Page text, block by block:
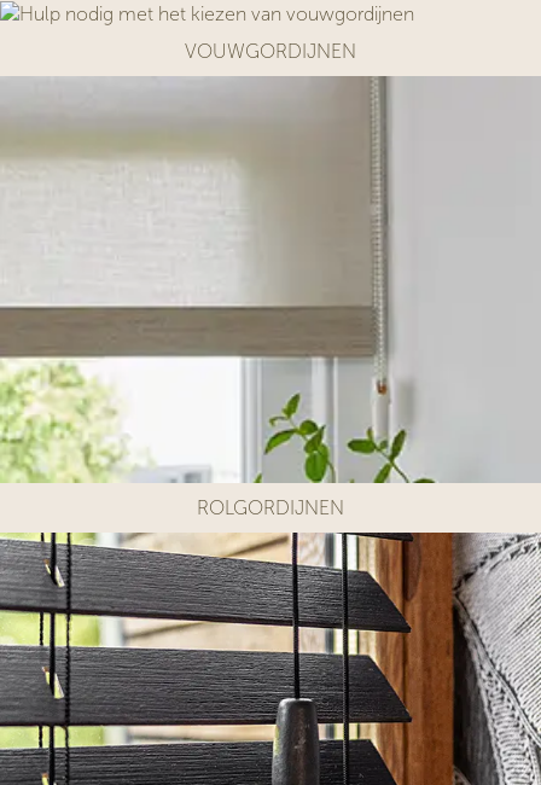
ROLGORDIJNEN
VOUWGORDIJNEN